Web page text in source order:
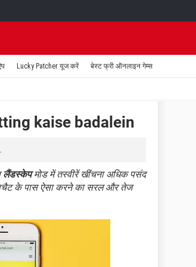
Lucky Patcher यूज करें बेस्ट फ्री ऑनलाइन गेम्स
kaise badalein
लैंडस्केपमोड में तस्वीरें खींचना अधिक पसंद
के पास ऐसा करने का सरल और तेज